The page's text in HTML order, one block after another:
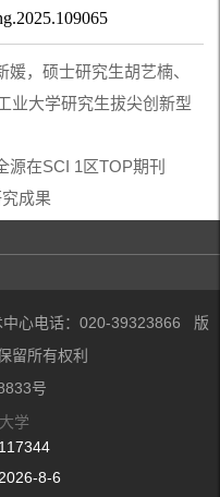
，硕士研究生胡艺楠、
业大学研究生拔尖创新型
源在SCI 1区TOP期刊
成果
中心电话：020-39323866 版
留所有权利
号
学
2026-8-6